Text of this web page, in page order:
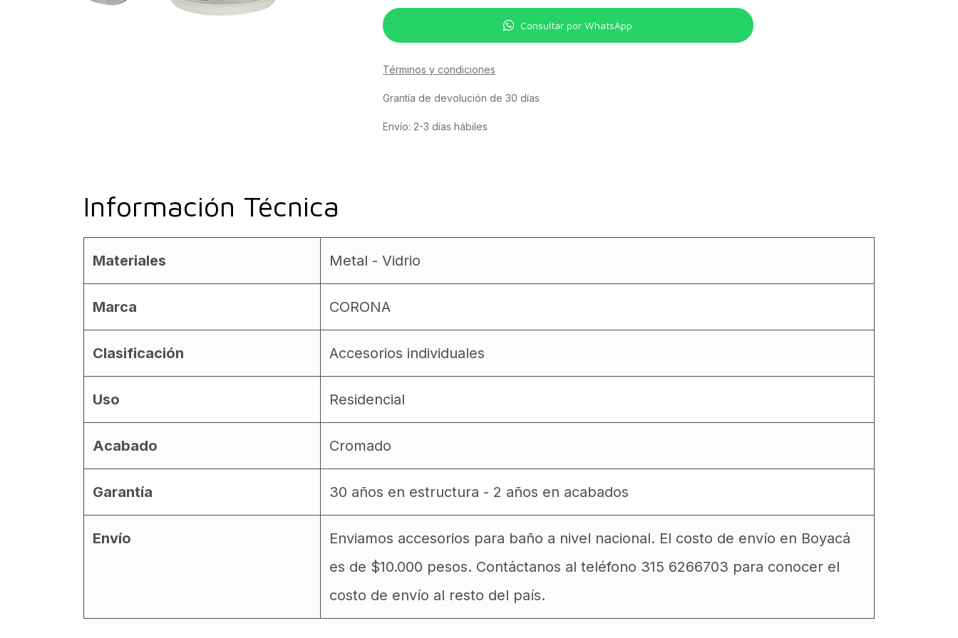
Consultar por WhatsApp
Términos y condiciones
Grantía de devolución de 30 días
Envío: 2-3 días hábiles
Información Técnica
Materiales Metal - Vidrio
Marca CORONA
Clasificación Accesorios individuales
Uso Residencial
Acabado Cromado
Garantía 30 años en estructura - 2 años en acabados
Envío
Enviamos accesorios para baño a nivel nacional. El costo de envío en Boyacá
es de $10.000 pesos. Contáctanos al teléfono 315 6266703 para conocer el
costo de envío al resto del país.